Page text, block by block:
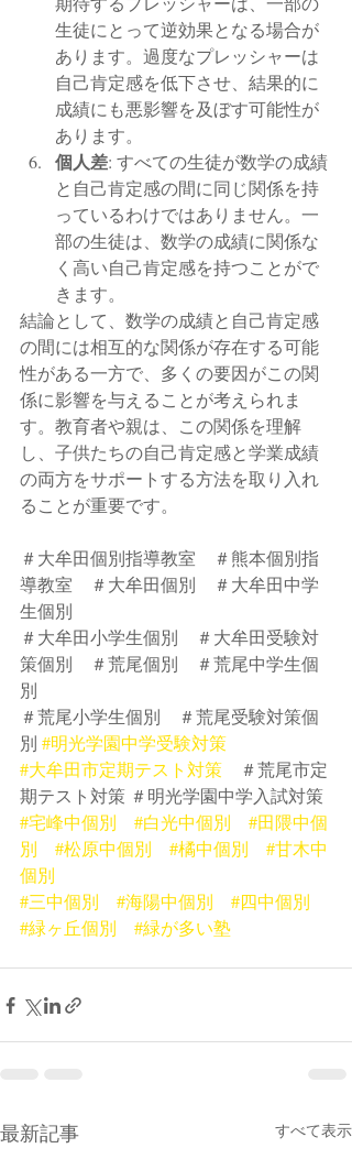
生徒にとって逆効果となる場合が
あります。過度なプレッシャーは
自己肯定感を低下させ、結果的に
成績にも悪影響を及ぼす可能性が
あります。
個人差: すべての生徒が数学の成績
と自己肯定感の間に同じ関係を持
っているわけではありません。一
部の生徒は、数学の成績に関係な
く高い自己肯定感を持つことがで
きます。
結論として、数学の成績と自己肯定感
の間には相互的な関係が存在する可能
性がある一方で、多くの要因がこの関
係に影響を与えることが考えられま
す。教育者や親は、この関係を理解
し、子供たちの自己肯定感と学業成績
の両方をサポートする方法を取り入れ
ることが重要です。
＃大牟田個別指導教室　＃熊本個別指
導教室　＃大牟田個別　＃大牟田中学
生個別
＃大牟田小学生個別　＃大牟田受験対
策個別　＃荒尾個別　＃荒尾中学生個
別
＃荒尾小学生個別　＃荒尾受験対策個
別 #明光学園中学受験対策
#大牟田市定期テスト対策 ＃荒尾市定
期テスト対策 ＃明光学園中学入試対策
#宅峰中個別
#白光中個別
#田隈中個
別
#松原中個別 #橘中個別
#甘木中
個別
#三中個別
#海陽中個別
#四中個別
#緑ヶ丘個別
#緑が多い塾
最新記事 すべて表示